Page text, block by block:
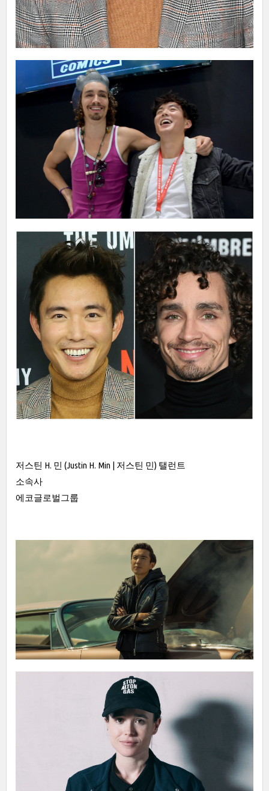
저스틴 H. 민 (Justin H. Min | 저스틴 민) 탤런트
소속사
에코글로벌그룹